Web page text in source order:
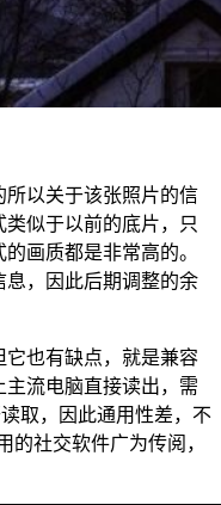
以关于该张照片的信
似于以前的底片，只
画质都是非常高的。
息，因此后期调整的余
也有缺点，就是兼容
流电脑直接读出，需
取，因此通用性差，不
的社交软件广为传阅，